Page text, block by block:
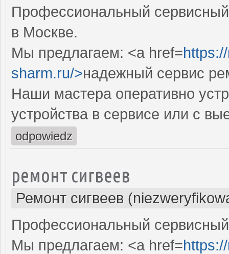
Профессиональный
в Москве.
Мы предлагаем: <a href=
sharm.ru/>надежный сервис
Наши мастера оперативно
устройства в сервисе или с
odpowiedz
ремонт сигвеев
Ремонт сигвеев
Профессиональный
Мы предлагаем: <a href=